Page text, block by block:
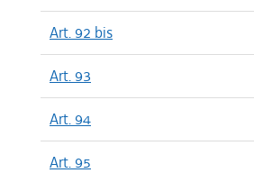
Art. 92 bis
Art. 93
Art. 94
Art. 95